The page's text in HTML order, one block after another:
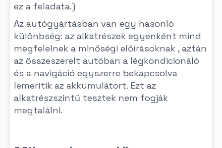
ez a feladata.)
Az autógyártásban van egy hasonló
különbség: az alkatrészek egyenként mind
megfelelnek a minőségi előírásoknak , aztán
az összeszerelt autóban a légkondicionáló
és a navigáció egyszerre bekapcsolva
lemerítik az akkumulátort. Ezt az
alkatrészszintű tesztek nem fogják
megtalálni.